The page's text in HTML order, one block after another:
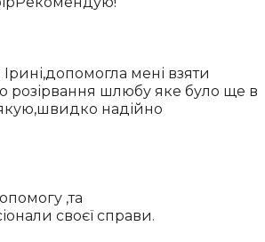
мені взяти
розірвання шлюбу яке було ще в
надійно
,та
своєї справи.